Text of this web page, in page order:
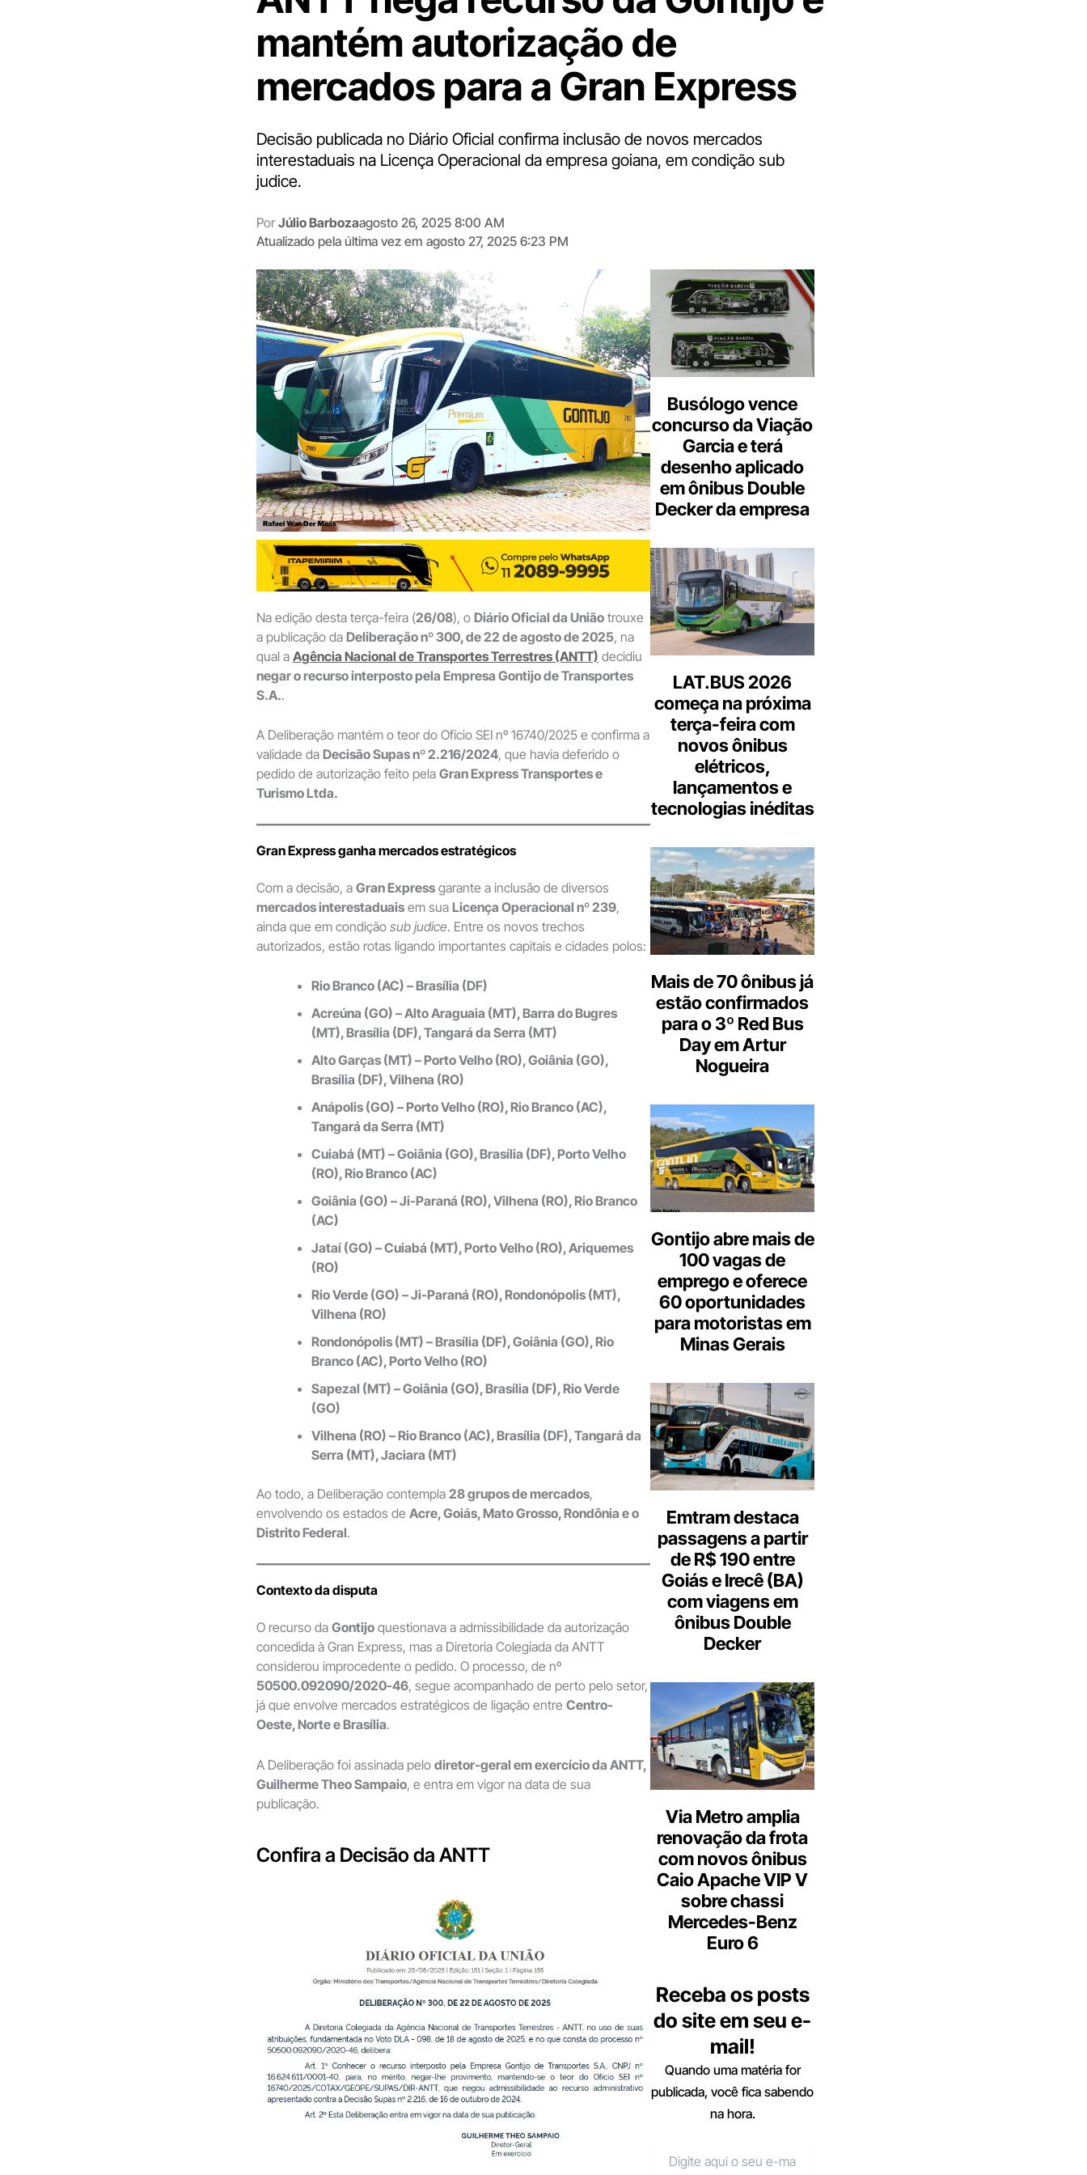
mantém autorização de
mercados para a Gran Express
Decisão publicada no Diário Oficial confirma inclusão de novos mercados
interestaduais na Licença Operacional da empresa goiana, em condição sub
judice.
Por Júlio Barbozaagosto 26, 2025 8:00 AM
Atualizado pela última vez em agosto 27, 2025 6:23 PM
Na edição desta terça-feira (26/08), o Diário Oficial da União trouxe
a publicação da Deliberação nº 300, de 22 de agosto de 2025, na
qual a Agência Nacional de Transportes Terrestres (ANTT) decidiu
negar o recurso interposto pela Empresa Gontijo de Transportes
S.A..
A Deliberação mantém o teor do Ofício SEI nº 16740/2025 e confirma a
validade da Decisão Supas nº 2.216/2024, que havia deferido o
pedido de autorização feito pela Gran Express Transportes e
Turismo Ltda.
Gran Express ganha mercados estratégicos
Com a decisão, a Gran Express garante a inclusão de diversos
mercados interestaduais em sua Licença Operacional nº 239,
ainda que em condição sub judice. Entre os novos trechos
autorizados, estão rotas ligando importantes capitais e cidades polos:
Rio Branco (AC) – Brasília (DF)
Acreúna (GO) – Alto Araguaia (MT), Barra do Bugres
(MT), Brasília (DF), Tangará da Serra (MT)
Alto Garças (MT) – Porto Velho (RO), Goiânia (GO),
Brasília (DF), Vilhena (RO)
Anápolis (GO) – Porto Velho (RO), Rio Branco (AC),
Tangará da Serra (MT)
Cuiabá (MT) – Goiânia (GO), Brasília (DF), Porto Velho
(RO), Rio Branco (AC)
Goiânia (GO) – Ji-Paraná (RO), Vilhena (RO), Rio Branco
(AC)
Jataí (GO) – Cuiabá (MT), Porto Velho (RO), Ariquemes
(RO)
Rio Verde (GO) – Ji-Paraná (RO), Rondonópolis (MT),
Vilhena (RO)
Rondonópolis (MT) – Brasília (DF), Goiânia (GO), Rio
Branco (AC), Porto Velho (RO)
Sapezal (MT) – Goiânia (GO), Brasília (DF), Rio Verde
(GO)
Vilhena (RO) – Rio Branco (AC), Brasília (DF), Tangará da
Serra (MT), Jaciara (MT)
Ao todo, a Deliberação contempla 28 grupos de mercados,
envolvendo os estados de Acre, Goiás, Mato Grosso, Rondônia e o
Distrito Federal.
Contexto da disputa
O recurso da Gontijo questionava a admissibilidade da autorização
concedida à Gran Express, mas a Diretoria Colegiada da ANTT
considerou improcedente o pedido. O processo, de nº
50500.092090/2020-46, segue acompanhado de perto pelo setor,
já que envolve mercados estratégicos de ligação entre Centro-
Oeste, Norte e Brasília.
A Deliberação foi assinada pelo diretor-geral em exercício da ANTT,
Guilherme Theo Sampaio, e entra em vigor na data de sua
publicação.
Confira a Decisão da ANTT
Busólogo vence
concurso da Viação
Garcia e terá
desenho aplicado
em ônibus Double
Decker da empresa
LAT.BUS 2026
começa na próxima
terça-feira com
novos ônibus
elétricos,
lançamentos e
tecnologias inéditas
Mais de 70 ônibus já
estão confirmados
para o 3º Red Bus
Day em Artur
Nogueira
Gontijo abre mais de
100 vagas de
emprego e oferece
60 oportunidades
para motoristas em
Minas Gerais
Emtram destaca
passagens a partir
de R$ 190 entre
Goiás e Irecê (BA)
com viagens em
ônibus Double
Decker
Via Metro amplia
renovação da frota
com novos ônibus
Caio Apache VIP V
sobre chassi
Mercedes-Benz
Euro 6
Receba os posts
do site em seu e-
mail!
Quando uma matéria for
publicada, você fica sabendo
na hora.
aqui
o
seu
e-
mail